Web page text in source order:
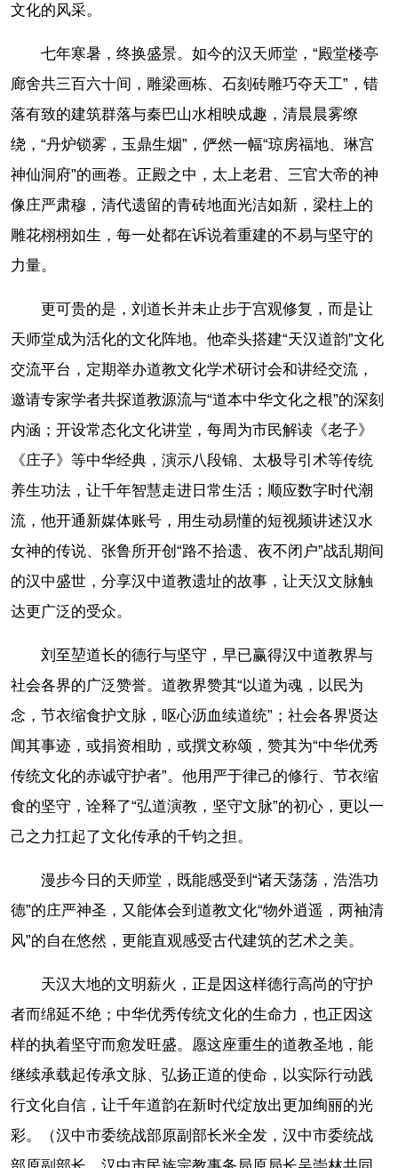
文化的风采。
七年寒暑，终换盛景。如今的汉天师堂，“殿堂楼亭
廊舍共三百六十间，雕梁画栋、石刻砖雕巧夺天工”，错
落有致的建筑群落与秦巴山水相映成趣，清晨晨雾缭
绕，“丹炉锁雾，玉鼎生烟”，俨然一幅“琼房福地、琳宫
神仙洞府”的画卷。正殿之中，太上老君、三官大帝的神
像庄严肃穆，清代遗留的青砖地面光洁如新，梁柱上的
雕花栩栩如生，每一处都在诉说着重建的不易与坚守的
力量。
更可贵的是，刘道长并未止步于宫观修复，而是让
天师堂成为活化的文化阵地。他牵头搭建“天汉道韵”文化
交流平台，定期举办道教文化学术研讨会和讲经交流，
邀请专家学者共探道教源流与“道本中华文化之根”的深刻
内涵；开设常态化文化讲堂，每周为市民解读《老子》
《庄子》等中华经典，演示八段锦、太极导引术等传统
养生功法，让千年智慧走进日常生活；顺应数字时代潮
流，他开通新媒体账号，用生动易懂的短视频讲述汉水
女神的传说、张鲁所开创“路不拾遗、夜不闭户”战乱期间
的汉中盛世，分享汉中道教遗址的故事，让天汉文脉触
达更广泛的受众。
刘至堃道长的德行与坚守，早已赢得汉中道教界与
社会各界的广泛赞誉。道教界赞其“以道为魂，以民为
念，节衣缩食护文脉，呕心沥血续道统”；社会各界贤达
闻其事迹，或捐资相助，或撰文称颂，赞其为“中华优秀
传统文化的赤诚守护者”。他用严于律己的修行、节衣缩
食的坚守，诠释了“弘道演教，坚守文脉”的初心，更以一
己之力扛起了文化传承的千钧之担。
漫步今日的天师堂，既能感受到“诸天荡荡，浩浩功
德”的庄严神圣，又能体会到道教文化“物外逍遥，两袖清
风”的自在悠然，更能直观感受古代建筑的艺术之美。
天汉大地的文明薪火，正是因这样德行高尚的守护
者而绵延不绝；中华优秀传统文化的生命力，也正因这
样的执着坚守而愈发旺盛。愿这座重生的道教圣地，能
继续承载起传承文脉、弘扬正道的使命，以实际行动践
行文化自信，让千年道韵在新时代绽放出更加绚丽的光
彩。（汉中市委统战部原副部长米全发，汉中市委统战